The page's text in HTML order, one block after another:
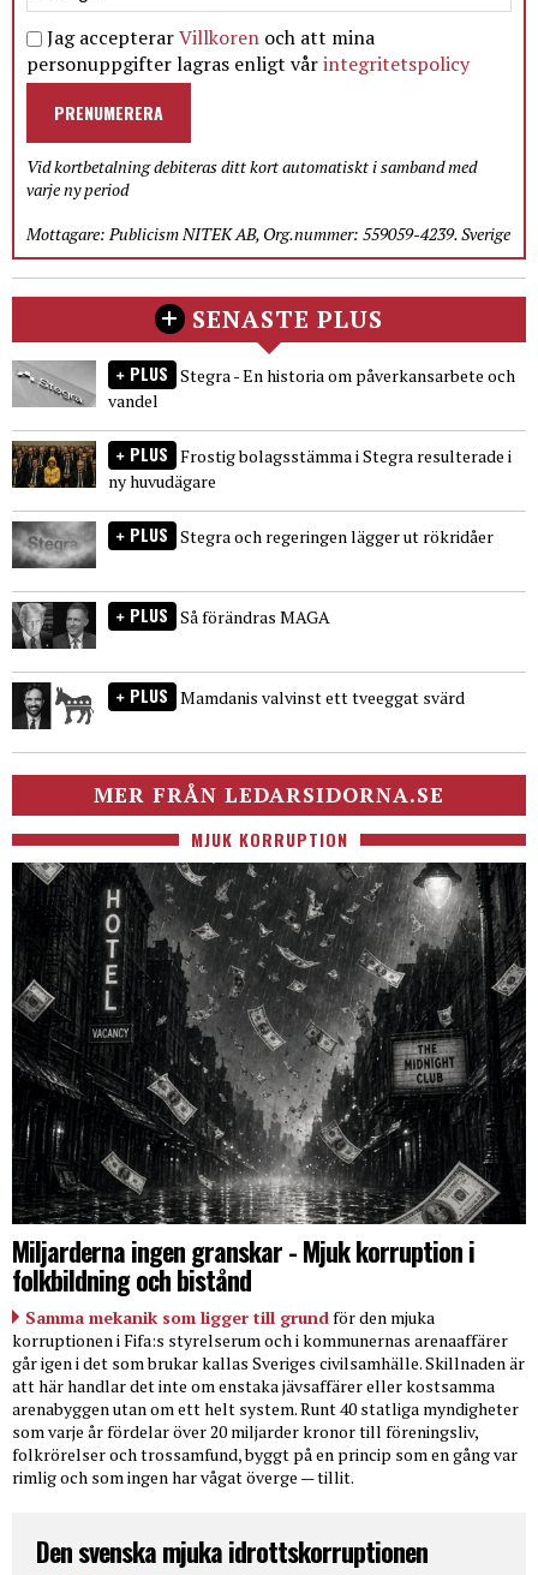
Jag accepterarVillkoren och att mina
personuppgifter lagras enligt vårintegritetspolicy
PRENUMERERA
Vid kortbetalning debiteras ditt kort automatiskt i samband med
varje ny period
Mottagare: Publicism NITEK AB, Org.nummer: 559059-4239. Sverige
SENASTE PLUS
PLUS Stegra - En historia om påverkansarbete och
vandel
PLUS Frostig bolagsstämma i Stegra resulterade i
ny huvudägare
PLUS Stegra och regeringen lägger ut rökridåer
PLUS Så förändras MAGA
PLUS Mamdanis valvinst ett tveeggat svärd
MER FRÅN LEDARSIDORNA.SE
MJUK KORRUPTION
Miljarderna ingen granskar - Mjuk korruption i
folkbildning och bistånd
Samma mekanik som ligger till grundför den mjuka
korruptionen i Fifa:s styrelserum och i kommunernas arenaaffärer
går igen i det som brukar kallas Sveriges civilsamhälle. Skillnaden är
att här handlar det inte om enstaka jävsaffärer eller kostsamma
arenabyggen utan om ett helt system. Runt 40 statliga myndigheter
som varje år fördelar över 20 miljarder kronor till föreningsliv,
folkrörelser och trossamfund, byggt på en princip som en gång var
rimlig och som ingen har vågat överge — tillit.
Den svenska mjuka idrottskorruptionen